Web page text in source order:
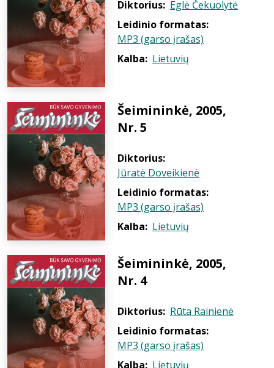
Diktorius: Eglė Čekuolytė
Leidinio formatas:
MP3 (garso įrašas)
Kalba: Lietuvių
Šeimininkė, 2005,
Nr. 5
Diktorius:
Jūratė Doveikienė
Leidinio formatas:
MP3 (garso įrašas)
Kalba: Lietuvių
Šeimininkė, 2005,
Nr. 4
Diktorius: Rūta Rainienė
Leidinio formatas:
MP3 (garso įrašas)
Kalba: Lietuvių